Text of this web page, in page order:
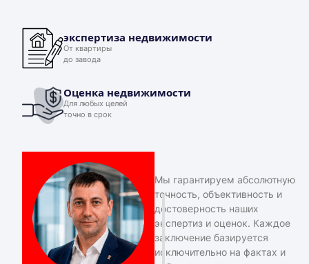
экспертиза недвижимости
От квартиры
до завода
Оценка недвижимости
Для любых целей
точно в срок
Мы гарантируем абсолютную
точность, объективность и
достоверность наших
экспертиз и оценок. Каждое
заключение базируется
исключительно на фактах и